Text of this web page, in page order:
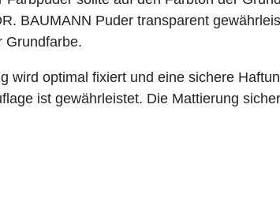
BAUMANN Puder transparent
Grundfarbe.
wird optimal fixiert und eine sichere
ist gewährleistet. Die Mattierung